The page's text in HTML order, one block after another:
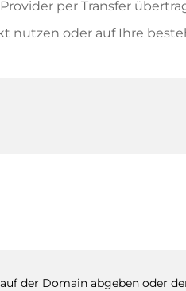
per Transfer
nutzen oder auf Ihre
der Zahlung mitteilen.
der Domain abgeben oder